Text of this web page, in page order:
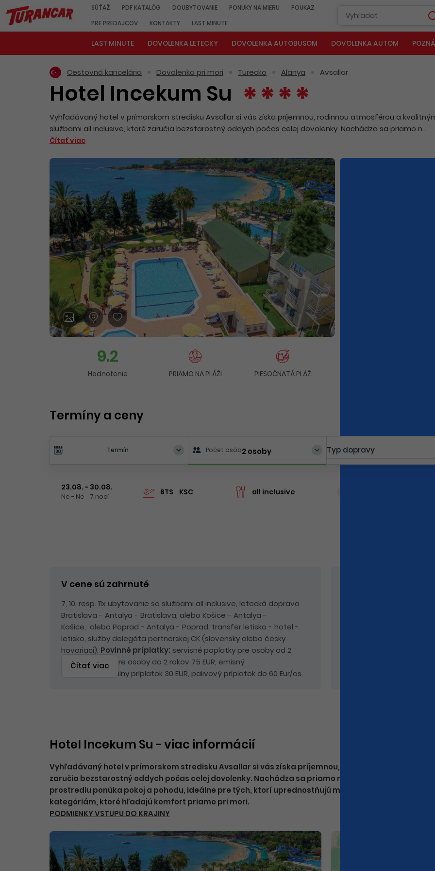
SÚŤAŽ PDF KATALÓG DOUBYTOVANIE PONUKY NA MIERU
POUKAZ
PRE PREDAJCOV
KONTAKTY LAST MINUTE
LAST MINUTE DOVOLENKA LETECKY DOVOLENKA AUTOBUSOM DOVOLENKA AUTOM
Cestovná kancelária Dovolenka pri mori Turecko Alanya Avsallar
Hotel Incekum Su
Vyhľadávaný hotel v prímorskom stredisku Avsallar si vás získa príjemnou, rodinnou atmosférou a
službami all inclusive, ktoré zaručia bezstarostný oddych počas celej dovolenky. Nachádza sa priamo n...
Čítať viac
9.2
Hodnotenie PRIAMO NA PLÁŽI PIESOČNATÁ PLÁŽ
Termíny a ceny
Termín Počet osôb2 osoby Typ dopravy
23.08. - 30.08.
Ne - Ne 7 nocí BTS KSC all inclusive
V cene sú zahrnuté
7, 10, resp. 11x ubytovanie so službami all inclusive, letecká doprava
Bratislava - Antalya - Bratislava, alebo Košice - Antalya -
Košice, alebo Poprad - Antalya - Poprad, transfer letisko - hotel -
letisko, služby delegáta partnerskej CK (slovensky alebo česky
hovoriaci). Povinné príplatky: servisné poplatky pre osoby od 2
rokov 230 EUR, pre osoby do 2 rokov 75 EUR, emisný
a environmentálny príplatok 30 EUR, palivový príplatok do 60 Eur/os.
Čítať viac
Hotel Incekum Su - viac informácií
Vyhľadávaný hotel v prímorskom stredisku Avsallar si vás získa príjemnou, rodinnou atmosférou a
zaručia bezstarostný oddych počas celej dovolenky. Nachádza sa priamo na piesočnatej pláži v
prostrediu ponúka pokoj a pohodu, ideálne pre tých, ktorí uprednostňujú menší hotel pred rušnými
kategóriám, ktoré hľadajú komfort priamo pri mori.
PODMIENKY VSTUPU DO KRAJINY